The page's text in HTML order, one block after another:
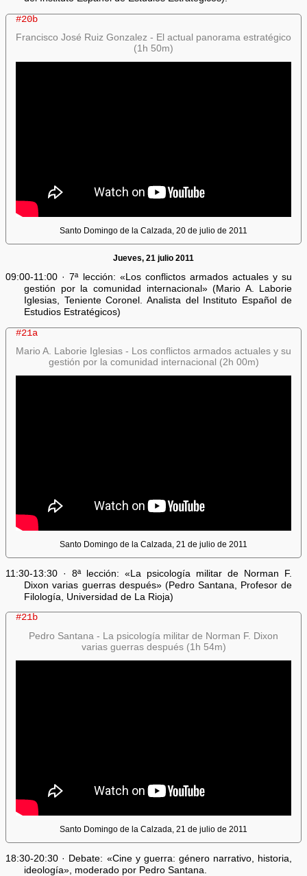
#20b
Francisco José Ruiz Gonzalez - El actual panorama estratégico
(1h 50m)
Santo Domingo de la Calzada, 20 de julio de 2011
Jueves, 21 julio 2011
09:00-11:00 · 7ª lección: «Los conflictos armados actuales y su
gestión por la comunidad internacional» (Mario A. Laborie
Iglesias, Teniente Coronel. Analista del Instituto Español de
Estudios Estratégicos)
#21a
Mario A. Laborie Iglesias - Los conflictos armados actuales y su
gestión por la comunidad internacional (2h 00m)
Santo Domingo de la Calzada, 21 de julio de 2011
11:30-13:30 · 8ª lección: «La psicología militar de Norman F.
Dixon varias guerras después» (Pedro Santana, Profesor de
Filología, Universidad de La Rioja)
#21b
Pedro Santana - La psicología militar de Norman F. Dixon
varias guerras después (1h 54m)
Santo Domingo de la Calzada, 21 de julio de 2011
18:30-20:30 · Debate: «Cine y guerra: género narrativo, historia,
ideología», moderado por Pedro Santana.